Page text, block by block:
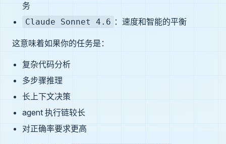
务
Claude Sonnet 4.6 ：速度和智能的平衡
这意味着如果你的任务是：
复杂代码分析
多步骤推理
长上下文决策
agent 执行链较长
对正确率要求更高